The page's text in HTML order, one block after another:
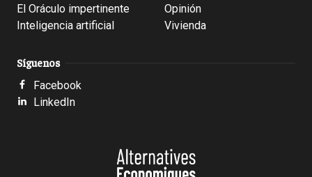
El Oráculo impertinente
Inteligencia artificial
Opinión
Vivienda
Síguenos
Facebook
LinkedIn